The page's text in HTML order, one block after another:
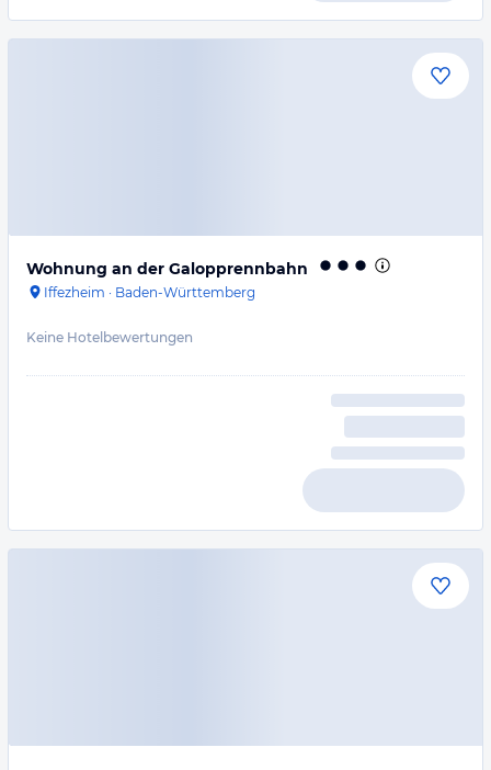
Wohnung an der Galopprennbahn
Iffezheim · Baden-Württemberg
Keine Hotelbewertungen